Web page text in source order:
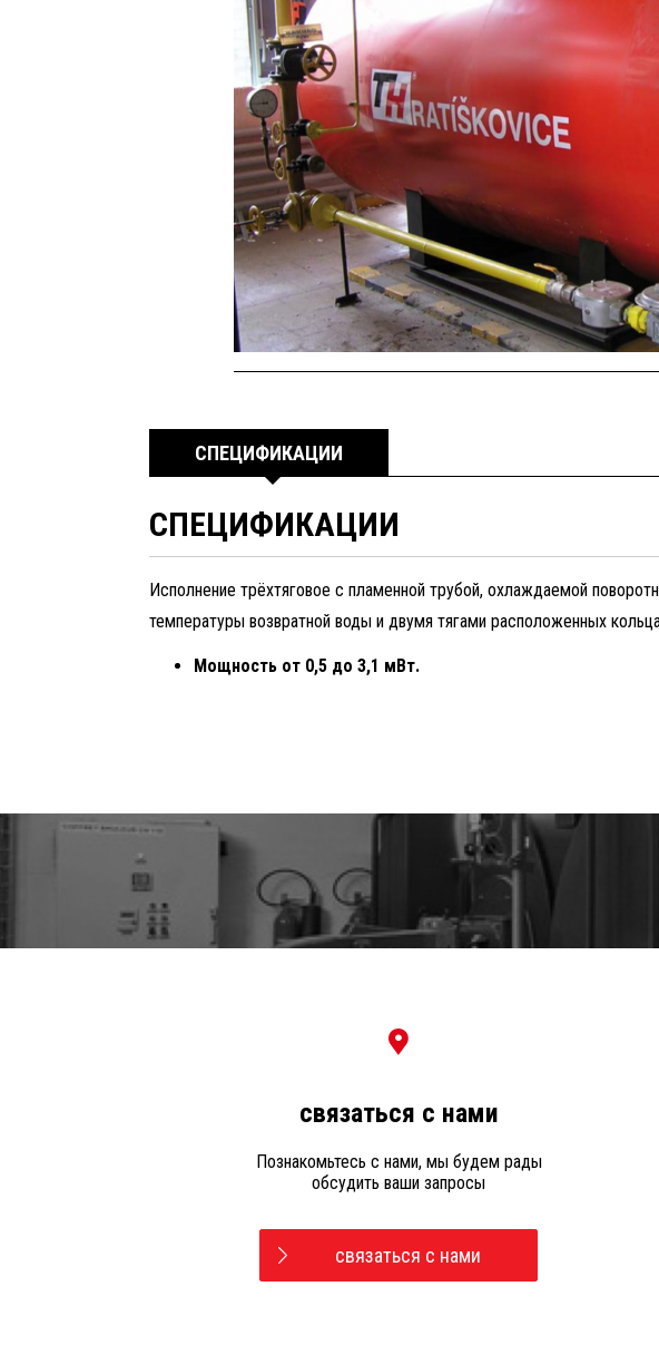
СПЕЦИФИКАЦИИ
СПЕЦИФИКАЦИИ
Исполнение трёхтяговое с пламенной трубой, охлаждаемой
температуры возвратной воды и двумя тягами расположенных
Мощность от 0,5 дo 3,1 мВт.
связаться с нами
Познакомьтесь с нами, мы будем рады
обсудить ваши запросы
связаться с нами